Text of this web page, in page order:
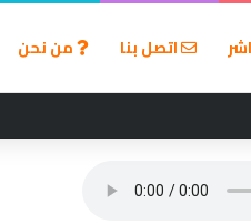
اتصل بنا من نحن